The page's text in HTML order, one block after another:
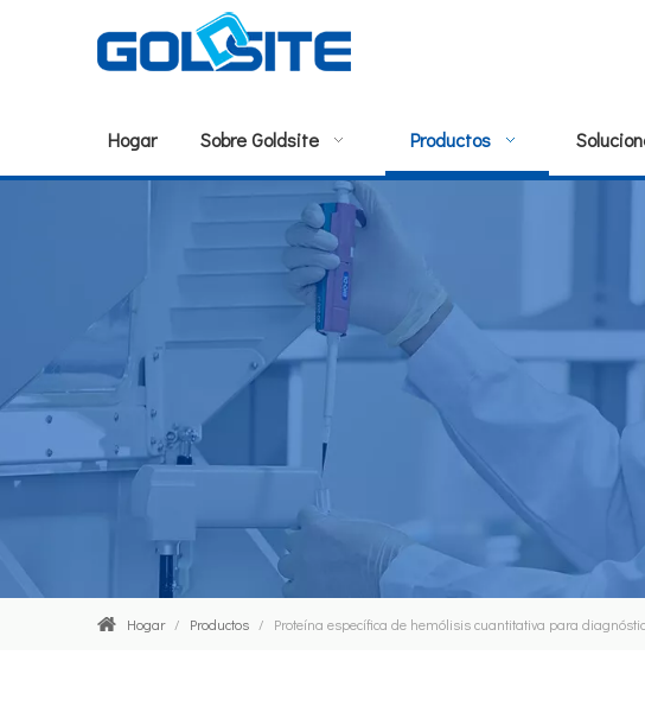
Hogar Sobre Goldsite Productos
Hogar / Productos / Proteína específica de hemólisis cuantitativa para